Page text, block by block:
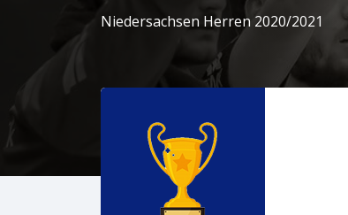
Niedersachsen Herren 2020/2021